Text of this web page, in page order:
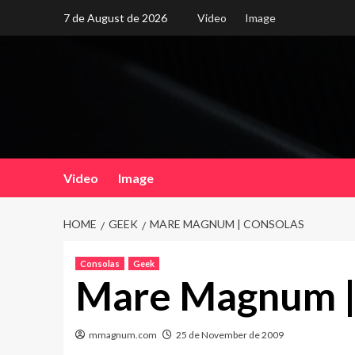
7 de August de 2026 Video Image
Video Image
HOME GEEK MARE MAGNUM | CONSOLAS
Consolas Geek
Mare Magnum
mmagnum.com 25 de November de 2009